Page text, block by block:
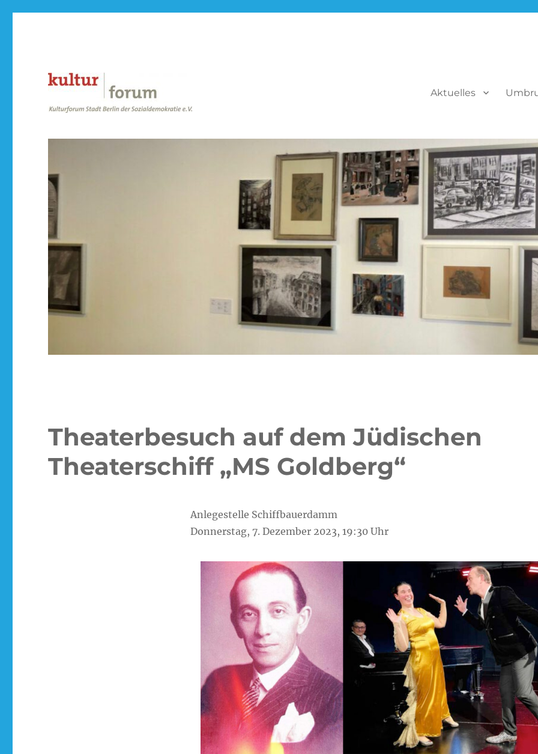
Aktuelles
Theaterbesuch auf dem Jüdischen
Theaterschiff „MS Goldberg“
Anlegestelle Schiffbauerdamm
Donnerstag, 7. Dezember 2023, 19:30 Uhr